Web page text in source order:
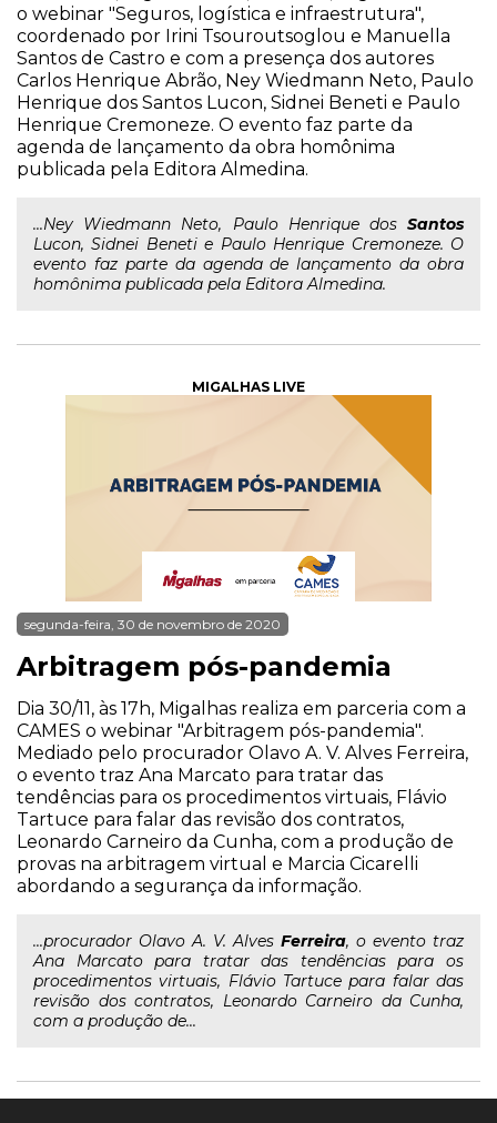
o webinar "Seguros, logística e infraestrutura",
coordenado por Irini Tsouroutsoglou e Manuella
Santos de Castro e com a presença dos autores
Carlos Henrique Abrão, Ney Wiedmann Neto, Paulo
Henrique dos Santos Lucon, Sidnei Beneti e Paulo
Henrique Cremoneze. O evento faz parte da
agenda de lançamento da obra homônima
publicada pela Editora Almedina.
...Ney Wiedmann Neto, Paulo Henrique dos Santos
Lucon, Sidnei Beneti e Paulo Henrique Cremoneze. O
evento faz parte da agenda de lançamento da obra
homônima publicada pela Editora Almedina.
MIGALHAS LIVE
segunda-feira, 30 de novembro de 2020
Arbitragem pós-pandemia
Dia 30/11, às 17h, Migalhas realiza em parceria com a
CAMES o webinar "Arbitragem pós-pandemia".
Mediado pelo procurador Olavo A. V. Alves Ferreira,
o evento traz Ana Marcato para tratar das
tendências para os procedimentos virtuais, Flávio
Tartuce para falar das revisão dos contratos,
Leonardo Carneiro da Cunha, com a produção de
provas na arbitragem virtual e Marcia Cicarelli
abordando a segurança da informação.
...procurador Olavo A. V. Alves Ferreira, o evento traz
Ana Marcato para tratar das tendências para os
procedimentos virtuais, Flávio Tartuce para falar das
revisão dos contratos, Leonardo Carneiro da Cunha,
com a produção de...